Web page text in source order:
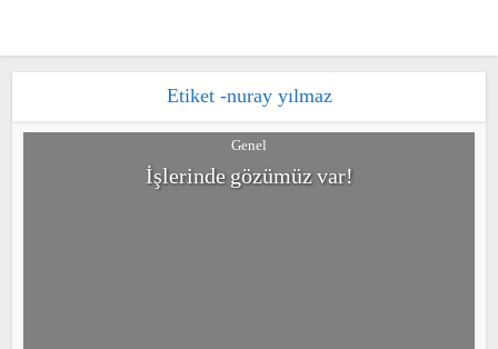
Etiket -nuray yılmaz
Genel
İşlerinde gözümüz var!